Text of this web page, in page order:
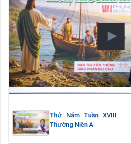
Thứ Năm Tuần XVIII
Thường Niên A